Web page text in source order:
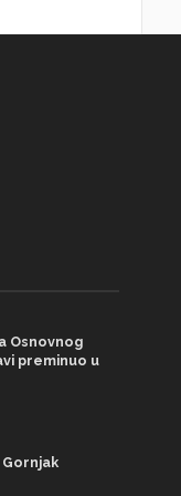
Osnovnog
preminuo u